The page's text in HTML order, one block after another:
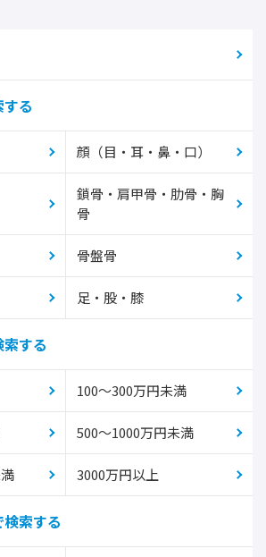
る
顔（目・耳・鼻・口）
鎖骨・肩甲骨・肋骨・胸
骨
骨盤骨
足・股・膝
する
100～300万円未満
500～1000万円未満
3000万円以上
索する